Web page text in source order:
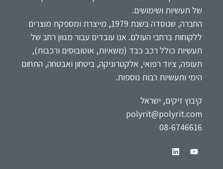
של תעשיות ושימושים.
החברה, שנוסדה בשנת 1979, מייצרת ומספקת מוצרים
ללקוחות ברחבי העולם. אנו עובדים עבור מגוון רחב של
תעשיות כולל רכב כבד (משאיות, אוטובוסים ורכבות),
תעופה, ציוד רפואי, אלקטרוניקה, ביטחון ואבטחה, התחום
הימי ותעשיות רבות נוספות.
קיבוץ זיקים, ישראל
polyrit@polyrit.com
08-6746616